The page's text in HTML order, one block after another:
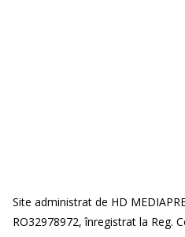
Site administrat de HD
RO32978972, înregistrat la Reg.